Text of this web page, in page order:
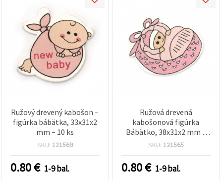
Ružový drevený kabošon –
figúrka bábätka, 33x31x2
mm – 10 ks
SKU: 121569
0.80€ 1-9 bal.
Ružová drevená
kabošonová figúrka
Bábätko, 38x31x2 mm –
10 ks
SKU: 121565
0.80€ 1-9 bal.